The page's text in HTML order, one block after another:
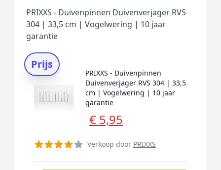
PRIXXS - Duivenpinnen Duivenverjager RVS
304 | 33,5 cm | Vogelwering | 10 jaar
garantie
Prijs
PRIXXS - Duivenpinnen
Duivenverjager RVS 304 | 33,5
cm | Vogelwering | 10 jaar
garantie
€ 5,95
Verkoop door PRIXXS